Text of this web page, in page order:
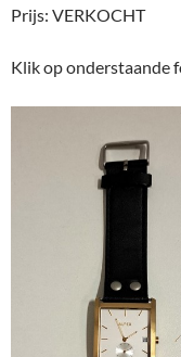
Prijs: VERKOCHT
Klik op onderstaande